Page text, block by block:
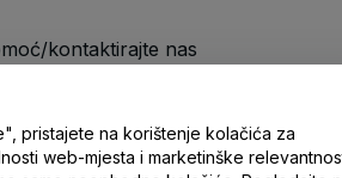
kontaktirajte nas
pristajete na korištenje kolačića za
web-mjesta i marketinške